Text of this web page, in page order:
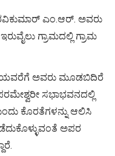
ಎಂ.ಆರ್. ಅವರು
ಗ್ರಾಮದಲ್ಲಿ ಗ್ರಾಮ
ಅವರು ಮೂಡಬಿದಿರೆ
ಸಭಾಭವನದಲ್ಲಿ
ಕೊರತೆಗಳನ್ನು ಆಲಿಸಿ
ಅಪರ